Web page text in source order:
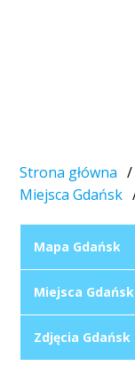
Strona główna
Miejsca Gdańsk
Mapa Gdańsk
Miejsca Gdańsk
Zdjęcia Gdańsk